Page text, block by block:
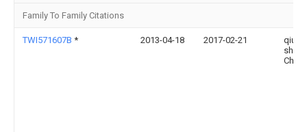
Family To Family Citations
TWI571607B * 2013-04-18 2017-02-21
qiu-
Chen